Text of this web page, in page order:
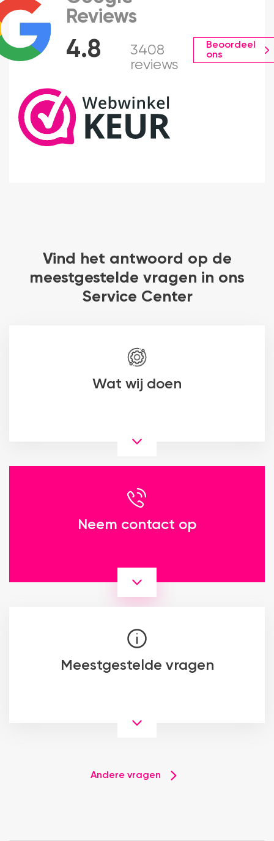
4.8
Reviews
3408
reviews
Beoordeel
ons
Vind het antwoord op de
meestgestelde vragen in ons
Service Center
Wat wij doen
Neem contact op
Meestgestelde vragen
Andere vragen